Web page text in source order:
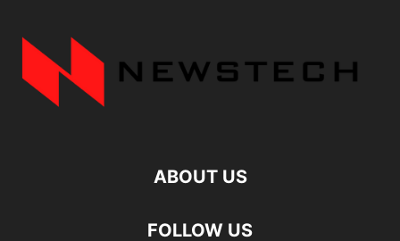
ABOUT US
FOLLOW US